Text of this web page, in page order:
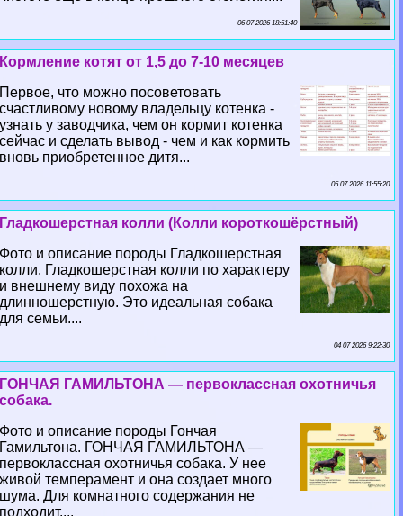
06 07 2026 18:51:40
Кормление котят от 1,5 до 7-10 месяцев
Первое, что можно посоветовать
счастливому новому владельцу котенка -
узнать у заводчика, чем он кормит котенка
сейчас и сделать вывод - чем и как кормить
вновь приобретенное дитя...
05 07 2026 11:55:20
Гладкошерстная колли (Колли короткошёрстный)
Фото и описание породы Гладкошерстная
колли. Гладкошерстная колли по хаpaктеру
и внешнему виду похожа на
длинношерстную. Это идеальная собака
для семьи....
04 07 2026 9:22:30
ГОНЧАЯ ГАМИЛЬТОНА — первоклассная охотничья
собака.
Фото и описание породы Гончая
Гамильтона. ГОНЧАЯ ГАМИЛЬТОНА —
первоклассная охотничья собака. У нее
живой темперамент и она создает много
шума. Для комнатного содержания не
подходит....